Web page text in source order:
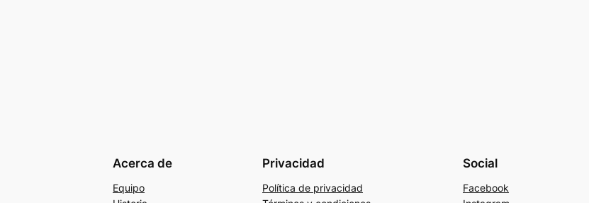
Acerca de
Equipo
Privacidad
Política de privacidad
Social
Facebook